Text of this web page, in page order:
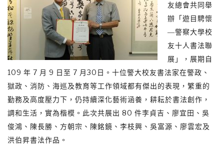
友總會共同舉
辦「遊目騁懷
―警察大學校
友十人書法聯
展」，展期自
109 年 7 月 9 日至 7 月30日。十位警大校友書法家在警政、
獄政、消防、海巡及教育等工作領域都有傑出的表現，繁重的
勤務及高度壓力下，仍持續深化藝術涵養，耕耘於書法創作，
調和生活，實為楷模。此次共展出 80 件李貞吉、廖宜田、吳
俊鴻、陳長勝、方朝宗、陳銘鏡、李枝興、吳富源、廖雲宏及
洪伯昇書法作品。